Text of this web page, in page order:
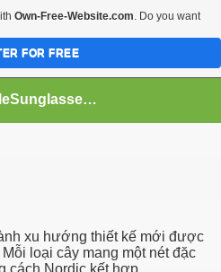
WholesaleSunglasses3b
xu hướng thiết kế mới được
loại cây mang một nét đặc
cách Nordic kết hợp
Own-Free-Website.com. Do you want
FOR FREE